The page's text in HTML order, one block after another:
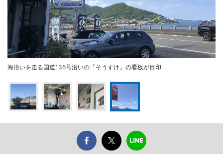
海沿いを走る国道135号沿いの「そうすけ」の看板が目印